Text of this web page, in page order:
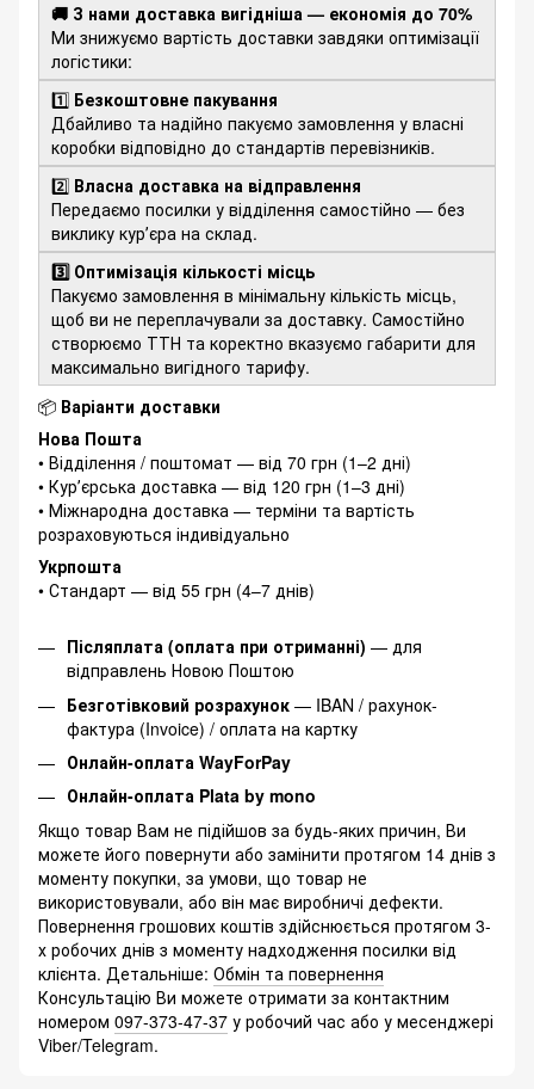
🚚 З нами доставка вигідніша — економія до 70%
Ми знижуємо вартість доставки завдяки оптимізації
логістики:
1️⃣ Безкоштовне пакування
Дбайливо та надійно пакуємо замовлення у власні
коробки відповідно до стандартів перевізників.
2️⃣ Власна доставка на відправлення
Передаємо посилки у відділення самостійно — без
виклику курʼєра на склад.
3️⃣ Оптимізація кількості місць
Пакуємо замовлення в мінімальну кількість місць,
щоб ви не переплачували за доставку. Самостійно
створюємо ТТН та коректно вказуємо габарити для
максимально вигідного тарифу.
📦 Варіанти доставки
Нова Пошта
• Відділення / поштомат — від 70 грн (1–2 дні)
• Курʼєрська доставка — від 120 грн (1–3 дні)
• Міжнародна доставка — терміни та вартість
розраховуються індивідуально
Укрпошта
• Стандарт — від 55 грн (4–7 днів)
Післяплата (оплата при отриманні) — для
відправлень Новою Поштою
Безготівковий розрахунок — IBAN / рахунок-
фактура (Invoice) / оплата на картку
Онлайн-оплата WayForPay
Онлайн-оплата Plata by mono
Якщо товар Вам не підійшов за будь-яких причин, Ви
можете його повернути або замінити протягом 14 днів з
моменту покупки, за умови, що товар не
використовували, або він має виробничі дефекти.
Повернення грошових коштів здійснюється протягом 3-
х робочих днів з моменту надходження посилки від
клієнта. Детальніше: Обмін та повернення
Консультацію Ви можете отримати за контактним
номером 097-373-47-37 у робочий час або у месенджері
Viber/Telegram.